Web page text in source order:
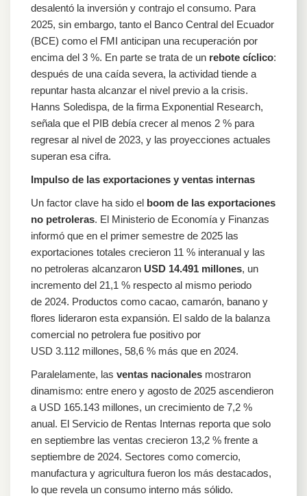
desalentó la inversión y contrajo el consumo. Para
2025, sin embargo, tanto el Banco Central del Ecuador
(BCE) como el FMI anticipan una recuperación por
encima del 3 %. En parte se trata de un rebote cíclico:
después de una caída severa, la actividad tiende a
repuntar hasta alcanzar el nivel previo a la crisis.
Hanns Soledispa, de la firma Exponential Research,
señala que el PIB debía crecer al menos 2 % para
regresar al nivel de 2023, y las proyecciones actuales
superan esa cifra.
Impulso de las exportaciones y ventas internas
Un factor clave ha sido el boom de las exportaciones
no petroleras. El Ministerio de Economía y Finanzas
informó que en el primer semestre de 2025 las
exportaciones totales crecieron 11 % interanual y las
no petroleras alcanzaron USD 14.491 millones, un
incremento del 21,1 % respecto al mismo periodo
de 2024. Productos como cacao, camarón, banano y
flores lideraron esta expansión. El saldo de la balanza
comercial no petrolera fue positivo por
USD 3.112 millones, 58,6 % más que en 2024.
Paralelamente, las ventas nacionales mostraron
dinamismo: entre enero y agosto de 2025 ascendieron
a USD 165.143 millones, un crecimiento de 7,2 %
anual. El Servicio de Rentas Internas reporta que solo
en septiembre las ventas crecieron 13,2 % frente a
septiembre de 2024. Sectores como comercio,
manufactura y agricultura fueron los más destacados,
lo que revela un consumo interno más sólido.